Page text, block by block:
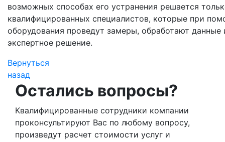
возможных способах его устранения решается
квалифицированных специалистов, которые при
оборудования проведут замеры, обработают данные
экспертное решение.
Вернуться
назад
Остались вопросы?
Квалифицированные сотрудники компании
проконсультируют Вас по любому вопросу,
произведут расчет стоимости услуг и